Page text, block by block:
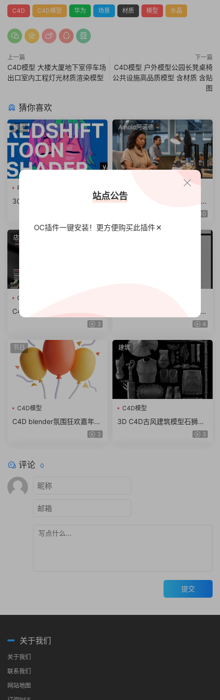
C4D C4D模型 华为 场景 材质 模型 水晶
上一篇
C4D模型 大楼大厦地下室停车场
出口室内工程灯光材质渲染模型
下一篇
C4D模型 户外模型公园长凳桌椅
公共设施高品质模型 含材质 含贴
图
猜你喜欢
模型
Redshift卡通
30组C4D Redshift卡通着色
Arnold阿诺德
阿诺德渲染器C4D插件Cinem
a 4D To Arnold v4.6.8.1 WI10
店面
C4D模型
C4D商店门面店铺模型素材
max obj fbx ma KitBash3D3
C4D 3d maya obj,fbx中国风
东方古建筑临安长安城古城街
4
节日
C4D模型
C4D blender氛围狂欢嘉年华
锣鼓棉花糖图标fbx obj模型3
建筑
C4D模型
3D C4D古风建筑模型石狮龙
斗篷石头酒壶木屐蟾蜍 obj z3
评论 0
提交
关于我们
关于我们
联系我们
网站地图
站点公告
OC插件一键安装！更方便购买此插件